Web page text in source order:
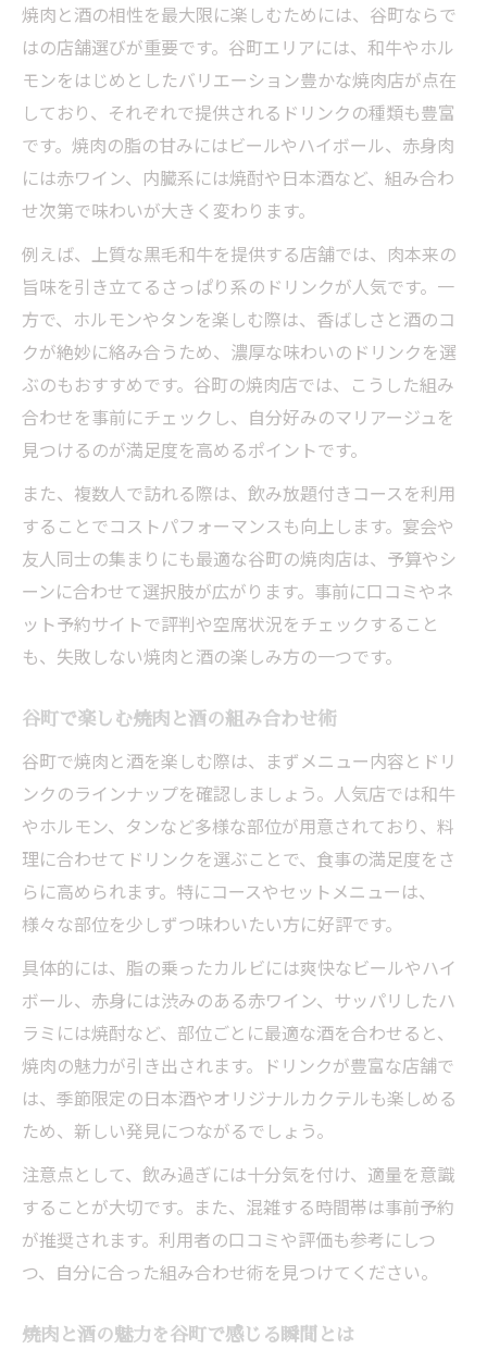
焼肉好き必見の谷町で酒を楽しむコツ
谷町で堪能する焼肉と酒の特別なひととき
焼肉好きにおすすめ谷町の酒選びポイント
焼肉とお酒で満たす谷町の夜を体験
焼肉とお酒で谷町の夜を楽しむ極意
谷町で焼肉とお酒が彩る夜の過ごし方
焼肉とお酒で谷町の夜を思い出に残す方法
谷町で焼肉とお酒を満喫する夜の魅力
焼肉とお酒の相性にこだわる谷町の夜体験
コスパ重視なら谷町の焼肉で決まり
焼肉と酒のコスパを谷町で最大限に引き出
す
谷町でコスパ良く焼肉を楽しむための秘訣
焼肉と酒を賢く味わう谷町のコスパ術
コスパ重視で選ぶ谷町の焼肉と酒の楽しみ
方
谷町で焼肉と酒をお得に楽しむコツ
ホルモン派も満足！谷町焼肉の魅力発見
谷町で堪能できる焼肉と酒のホルモン体験
ホルモン派必見の谷町焼肉と酒の楽しみ方
谷町で焼肉と酒が引き立つホルモンの美味
しさ
焼肉と酒で感じる谷町ホルモンの奥深さ
焼肉と酒を楽しむための谷町の選び方
焼肉と酒を満喫する谷町の店選びのポイン
ト
谷町で焼肉と酒を楽しむお店選びのコツ
焼肉と酒の両方を楽しめる谷町の選択基準
谷町で焼肉と酒に合うお店の選び方ガイド
焼肉と酒のバランスで選ぶ谷町の店舗選び
焼肉と酒の相性を最大限に楽しむためには、谷町ならで
はの店舗選びが重要です。谷町エリアには、和牛やホル
モンをはじめとしたバリエーション豊かな焼肉店が点在
しており、それぞれで提供されるドリンクの種類も豊富
です。焼肉の脂の甘みにはビールやハイボール、赤身肉
には赤ワイン、内臓系には焼酎や日本酒など、組み合わ
せ次第で味わいが大きく変わります。
例えば、上質な黒毛和牛を提供する店舗では、肉本来の
旨味を引き立てるさっぱり系のドリンクが人気です。一
方で、ホルモンやタンを楽しむ際は、香ばしさと酒のコ
クが絶妙に絡み合うため、濃厚な味わいのドリンクを選
ぶのもおすすめです。谷町の焼肉店では、こうした組み
合わせを事前にチェックし、自分好みのマリアージュを
見つけるのが満足度を高めるポイントです。
また、複数人で訪れる際は、飲み放題付きコースを利用
することでコストパフォーマンスも向上します。宴会や
友人同士の集まりにも最適な谷町の焼肉店は、予算やシ
ーンに合わせて選択肢が広がります。事前に口コミやネ
ット予約サイトで評判や空席状況をチェックすること
も、失敗しない焼肉と酒の楽しみ方の一つです。
谷町で楽しむ焼肉と酒の組み合わせ術
谷町で焼肉と酒を楽しむ際は、まずメニュー内容とドリ
ンクのラインナップを確認しましょう。人気店では和牛
やホルモン、タンなど多様な部位が用意されており、料
理に合わせてドリンクを選ぶことで、食事の満足度をさ
らに高められます。特にコースやセットメニューは、
様々な部位を少しずつ味わいたい方に好評です。
具体的には、脂の乗ったカルビには爽快なビールやハイ
ボール、赤身には渋みのある赤ワイン、サッパリしたハ
ラミには焼酎など、部位ごとに最適な酒を合わせると、
焼肉の魅力が引き出されます。ドリンクが豊富な店舗で
は、季節限定の日本酒やオリジナルカクテルも楽しめる
ため、新しい発見につながるでしょう。
注意点として、飲み過ぎには十分気を付け、適量を意識
することが大切です。また、混雑する時間帯は事前予約
が推奨されます。利用者の口コミや評価も参考にしつ
つ、自分に合った組み合わせ術を見つけてください。
焼肉と酒の魅力を谷町で感じる瞬間とは